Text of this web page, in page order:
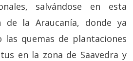
salvándose en esta
de la Araucanía, donde ya
las quemas de plantaciones
en la zona de Saavedra y